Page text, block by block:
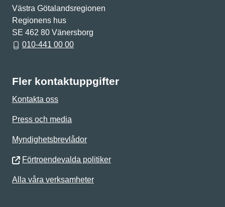
Västra Götalandsregionen
Regionens hus
SE 462 80 Vänersborg
010-441 00 00
Fler kontaktuppgifter
Kontakta oss
Press och media
Myndighetsbrevlådor
Förtroendevalda politiker
Alla våra verksamheter